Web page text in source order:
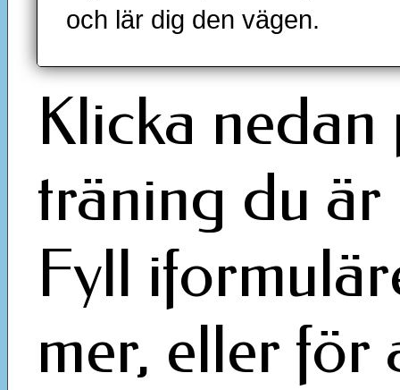
och lär dig den vägen.
Klicka
träning du är
Fyll
mer, eller för